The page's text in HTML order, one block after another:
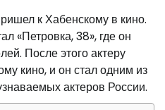
к Хабенскому в кино.
«Петровка, 38», где он
После этого актеру
кино, и он стал одним из
актеров России.